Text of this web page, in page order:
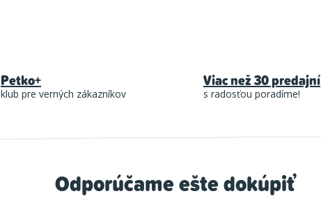
Odporúčame ešte dokúpiť
Petko+
klub pre verných zákazníkov
Viac než 30 predajní
s radosťou poradíme!